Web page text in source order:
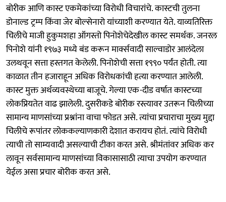
बोरीक आणि कास्ट एकमेकांच्या विरोधी विचारांचे. कास्टची तुलना
डोनाल्ड ट्रम्प किंवा जेर बोल्सेनारो यांच्याशी करण्यात येते. याव्यतिरिक्त
चिलीचे माजी हुकुमशहा ऑगस्तो पिनोशेचेदेखील कास्ट समर्थक. जनरल
पिनोशे यांनी १९७३ मध्ये बंड करून मार्क्सवादी साल्वाडोर आलंदेला
उलथवून सत्ता हस्तगत केलेली. पिनोशेची सत्ता १९९० पर्यंत होती. त्या
काळात तीन हजाराहून अधिक विरोधकांची हत्या करण्यात आलेली.
कास्ट मुक्त अर्थव्यवस्थेच्या बाजूचे. गेल्या एक-दीड वर्षात कास्टच्या
लोकप्रियतेत वाढ झालेली. दुसरीकडे बोरीक रस्त्यावर उतरून चिलीच्या
सामान्य माणसांच्या प्रश्नांना वाचा फोडत असे. त्यांचा प्रचाराचा मुख्य मुद्दा
चिलीचे रूपांतर लोककल्याणकारी देशात करायच होतं. त्यांचे विरोधी
त्याची तो साम्यवादी असल्याची टीका करत असे. श्रीमंतांवर अधिक कर
लावून सर्वसामान्य माणसांच्या विकासासाठी त्याचा उपयोग करण्यात
येईल असा प्रचार बोरीक करत असे.